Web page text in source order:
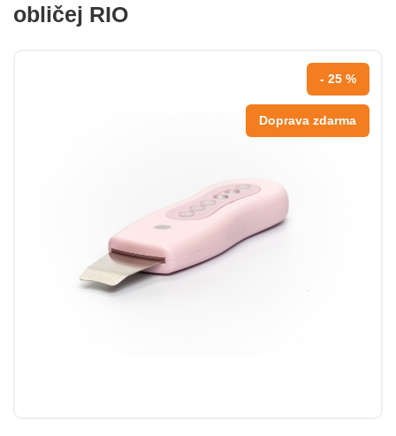
obličej RIO
- 25 %
Doprava zdarma